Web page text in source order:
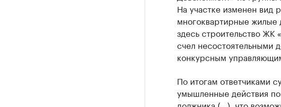
На участке изменен вид
многоквартирные жилые
здесь строительство ЖК
счел несостоятельными
конкурсным
По итогам ответчиками
умышленные действия